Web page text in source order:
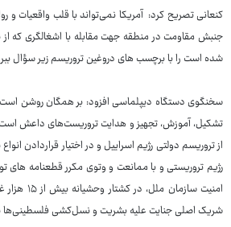
کنعانی تصریح کرد: آمریکا نمی‌تواند با قلب واقعیات و
جنبش مقاومت در منطقه جهت مقابله با اشغالگری که
شده است را با برچسب های دروغین تروریسم زیر سؤال
سخنگوی دستگاه دیپلماسی افزود: بر همگان روشن
تشکیل، آموزش، تجهیز و هدایت تروریست‌های داعش است
از تروریسم دولتی رژیم اسراییل و در اختیار قراردادن
رژیم تروریستی و با ممانعت و وتوی مکرر قطعنامه های
امنیت
شریک اصلی جنایت علیه بشریت و نسل‌کشی فلسطینی‌ها